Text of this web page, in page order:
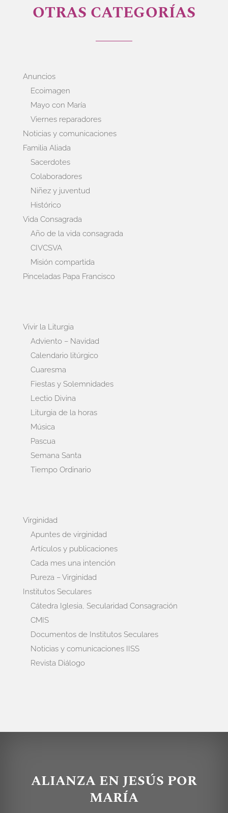
OTRAS CATEGORÍAS
Anuncios
Ecoimagen
Mayo con María
Viernes reparadores
Noticias y comunicaciones
Familia Aliada
Sacerdotes
Colaboradores
Niñez y juventud
Histórico
Vida Consagrada
Año de la vida consagrada
CIVCSVA
Misión compartida
Pinceladas Papa Francisco
Vivir la Liturgia
Adviento – Navidad
Calendario litúrgico
Cuaresma
Fiestas y Solemnidades
Lectio Divina
Liturgia de la horas
Música
Pascua
Semana Santa
Tiempo Ordinario
Virginidad
Apuntes de virginidad
Artículos y publicaciones
Cada mes una intención
Pureza – Virginidad
Institutos Seculares
Cátedra Iglesia, Secularidad Consagración
CMIS
Documentos de Institutos Seculares
Noticias y comunicaciones IISS
Revista Diálogo
ALIANZA EN JESÚS POR
MARÍA